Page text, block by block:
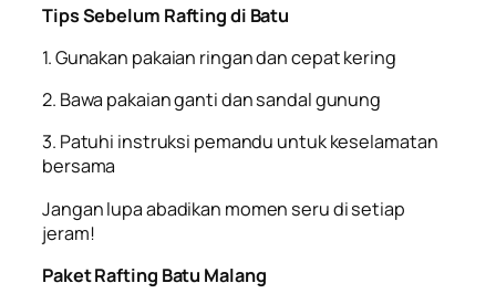
Tips Sebelum Rafting di Batu
1. Gunakan pakaian ringan dan cepat kering
2. Bawa pakaian ganti dan sandal gunung
3. Patuhi instruksi pemandu untuk keselamatan
bersama
Jangan lupa abadikan momen seru di setiap
jeram!
Paket Rafting Batu Malang